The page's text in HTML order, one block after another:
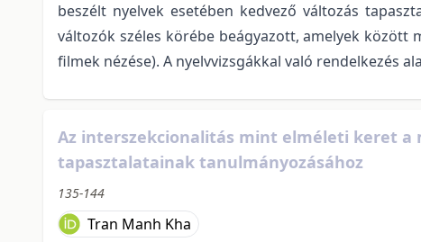
beszélt nyelvek esetében kedvező változás
változók széles körébe beágyazott, amelyek között
filmek nézése). A nyelvvizsgákkal való rendelkezés
Az interszekcionalitás mint elméleti keret a
tapasztalatainak tanulmányozásához
135-144
Tran Manh Kha